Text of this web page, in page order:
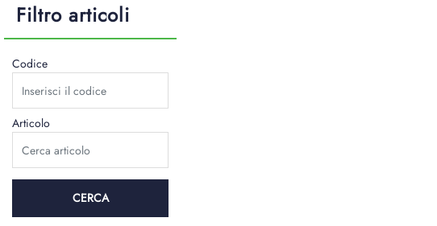
Filtro articoli
Codice
Articolo